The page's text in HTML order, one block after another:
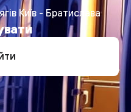
Київ - Братислава